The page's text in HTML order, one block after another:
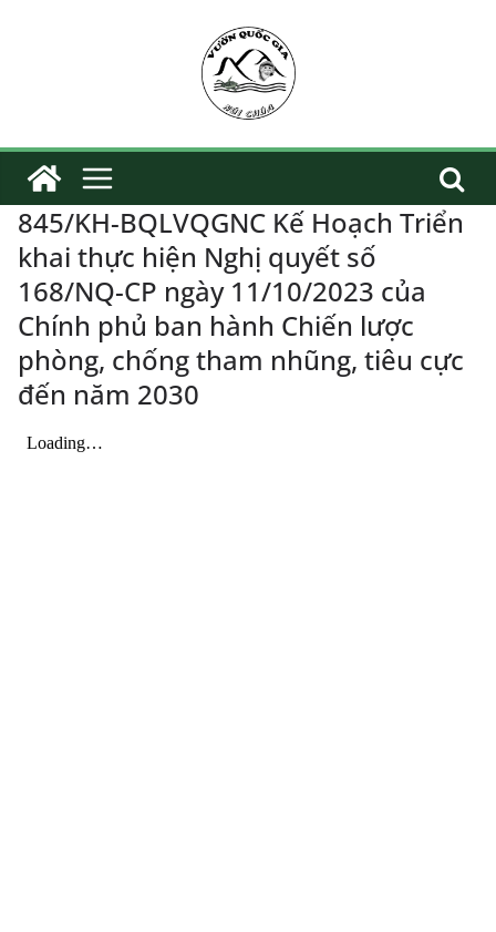
845/KH-BQLVQGNC Kế Hoạch Triển
khai thực hiện Nghị quyết số
168/NQ-CP ngày 11/10/2023 của
Chính phủ ban hành Chiến lược
phòng, chống tham nhũng, tiêu cực
đến năm 2030